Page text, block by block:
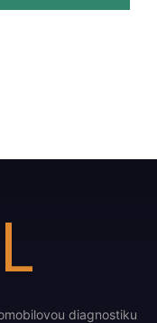
diagnostiku